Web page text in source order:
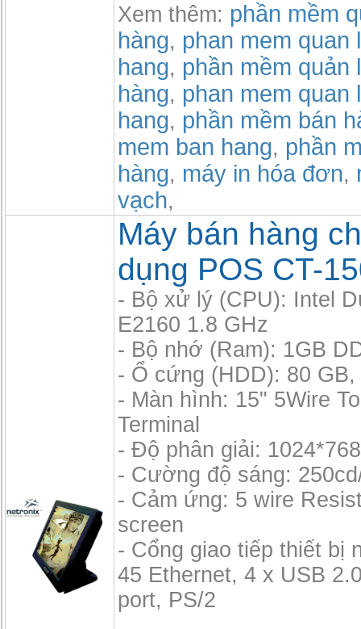
Xem thêm: phần mềm
hàng, phan mem quan
hang, phần mềm quản
hàng, phan mem quan
hang, phần mềm bán
mem ban hang, phần
hàng, máy in hóa đơn,
vạch,
Máy bán hàng
dụng POS CT-
- Bộ xử lý (CPU): Intel
E2160 1.8 GHz
- Bộ nhớ (Ram): 1GB
- Ổ cứng (HDD): 80 GB,
- Màn hình: 15" 5Wire
Terminal
- Độ phân giải:
- Cường độ sáng:
- Cảm ứng: 5 wire
screen
- Cổng giao tiếp thiết bị
45 Ethernet, 4 x USB
port, PS/2